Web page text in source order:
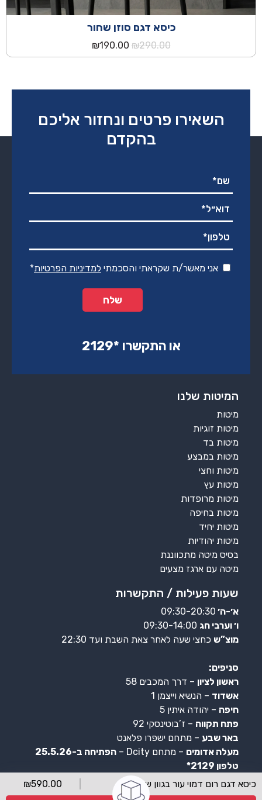
כיסא דגם סוזן שחור
₪290.00
המחיר
המקורי
₪190.00
הנוכחי
כיסא דגם רום דמוי עור בגוון שמנת ₪590.00
השאירו פרטים ונחזור אליכם
בהקדם
אני מאשר/ת שקראתי והסכמתי למדיניות הפרטיות*
או התקשרו ‏*2129‏
המיטות שלנו
מיטות
מיטות זוגיות
מיטות בד
מיטות במבצע
מיטות וחצי
מיטות עץ
מיטות מרופדות
מיטות בחיפה
מיטות יחיד
מיטות יהודיות
בסיס מיטה מתכווננת
מיטה עם ארגז מצעים
שעות פעילות / התקשרות
א׳-ה׳ 09:30-20:30
ו׳ וערבי חג
מוצ”ש כחצי שעה לאחר צאת השבת ועד 22:30
סניפים:
ראשון לציון – דרך המכבים 58
אשדוד – הנשיא וייצמן 1
חיפה – יהודה איתין 5
פתח תקווה – ז’בוטינסקי 92
באר שבע – מתחם ישפרו פלאנט
מעלה אדומים – מתחם Dcity –
הפתיחה ב-25.5.26
טלפון 2129*